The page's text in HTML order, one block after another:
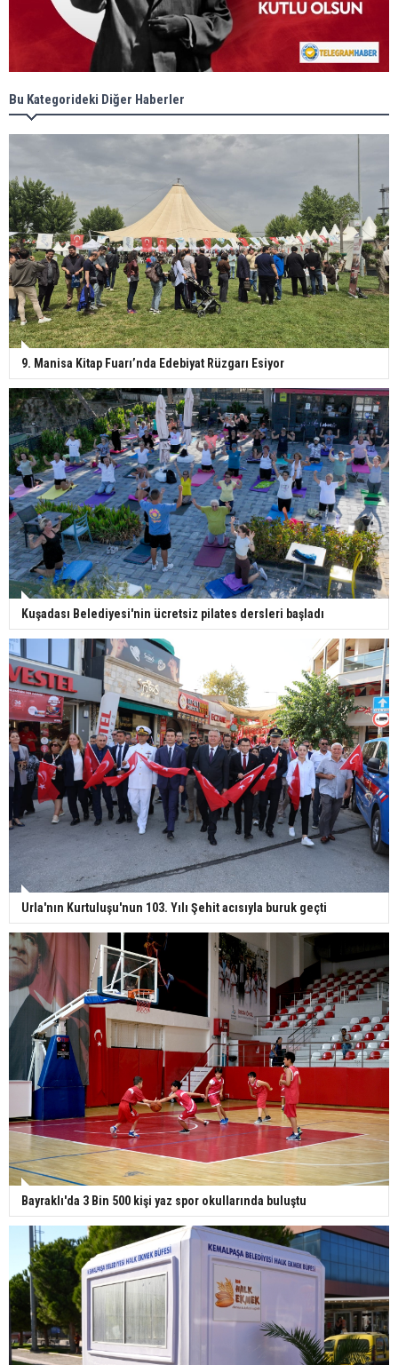
Bu Kategorideki Diğer Haberler
9. Manisa Kitap Fuarı’nda Edebiyat Rüzgarı Esiyor
Kuşadası Belediyesi'nin ücretsiz pilates dersleri başladı
Urla'nın Kurtuluşu'nun 103. Yılı Şehit acısıyla buruk geçti
Bayraklı'da 3 Bin 500 kişi yaz spor okullarında buluştu